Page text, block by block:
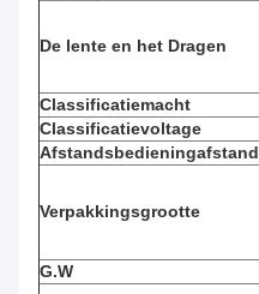
De lente en het Dragen
Classificatiemacht
Classificatievoltage
Afstandsbedieningafstand
Verpakkingsgrootte
G.W